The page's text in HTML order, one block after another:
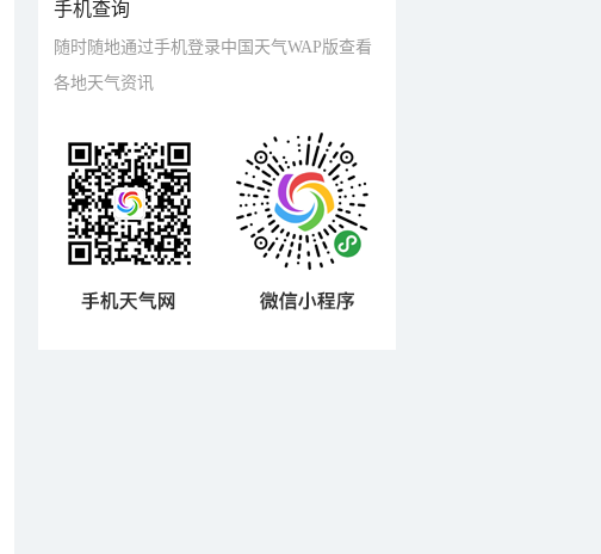
手机查询
随时随地通过手机登录中国天气WAP版查看
各地天气资讯